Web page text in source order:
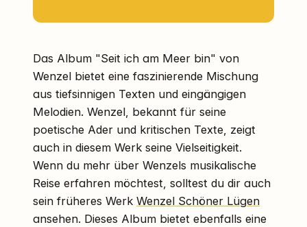
Das Album "Seit ich am Meer bin" von
Wenzel bietet eine faszinierende Mischung
aus tiefsinnigen Texten und eingängigen
Melodien. Wenzel, bekannt für seine
poetische Ader und kritischen Texte, zeigt
auch in diesem Werk seine Vielseitigkeit.
Wenn du mehr über Wenzels musikalische
Reise erfahren möchtest, solltest du dir auch
sein früheres Werk Wenzel Schöner Lügen
ansehen. Dieses Album bietet ebenfalls eine